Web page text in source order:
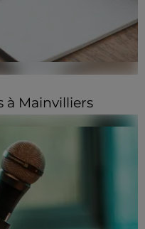
à Mainvilliers